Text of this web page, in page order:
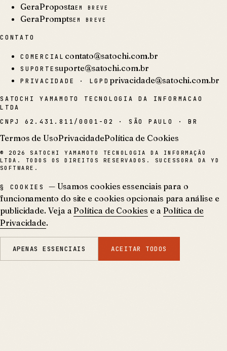
GeraPropostaEM BREVE
GeraPromptsEM BREVE
CONTATO
COMERCIAL contato@satochi.com.br
SUPORTEsuporte@satochi.com.br
PRIVACIDADE · LGPD privacidade@satochi.com.br
SATOCHI YAMAMOTO TECNOLOGIA DA INFORMACAO
LTDA
CNPJ 62.431.811/0001-02 · SÃO PAULO · BR
Termos de UsoPrivacidadePolítica de Cookies
© 2026
SATOCHI YAMAMOTO TECNOLOGIA DA INFORMAÇÃO
LTDA. TODOS OS DIREITOS RESERVADOS. SUCESSORA DA YD
SOFTWARE.
§ COOKIES
— Usamos cookies essenciais para o
funcionamento do site e cookies opcionais para análise e
publicidade. Veja a Política de Cookies e a Política de
Privacidade.
APENAS ESSENCIAIS ACEITAR TODOS